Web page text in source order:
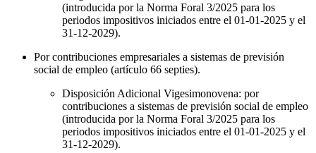
(introducida por la Norma Foral 3/2025 para los
periodos impositivos iniciados entre el 01-01-2025 y el
31-12-2029).
Por contribuciones empresariales a sistemas de previsión
social de empleo (artículo 66 septies).
Disposición Adicional Vigesimonovena: por
contribuciones a sistemas de previsión social de empleo
(introducida por la Norma Foral 3/2025 para los
periodos impositivos iniciados entre el 01-01-2025 y el
31-12-2029).